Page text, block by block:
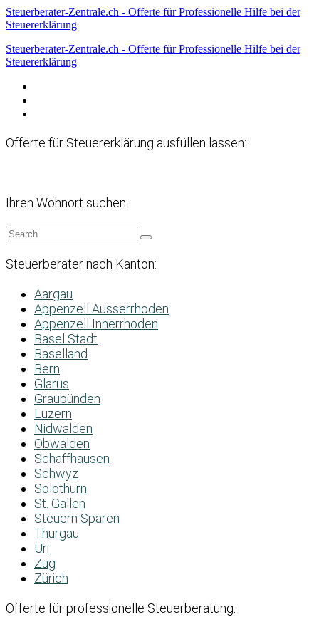
Steuerberater-Zentrale.ch - Offerte für Professionelle Hilfe bei der
Steuererklärung
Steuerberater-Zentrale.ch - Offerte für Professionelle Hilfe bei der
Steuererklärung
Offerte für Steuererklärung ausfüllen lassen:
Ihren Wohnort suchen:
Steuerberater nach Kanton:
Aargau
Appenzell Ausserrhoden
Appenzell Innerrhoden
Basel Stadt
Baselland
Bern
Glarus
Graubünden
Luzern
Nidwalden
Obwalden
Schaffhausen
Schwyz
Solothurn
St. Gallen
Steuern Sparen
Thurgau
Uri
Zug
Zürich
Offerte für professionelle Steuerberatung: